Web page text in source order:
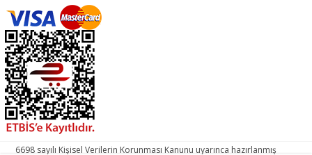
6698 sayılı Kişisel Verilerin Korunması Kanunu uyarınca hazırlanmış